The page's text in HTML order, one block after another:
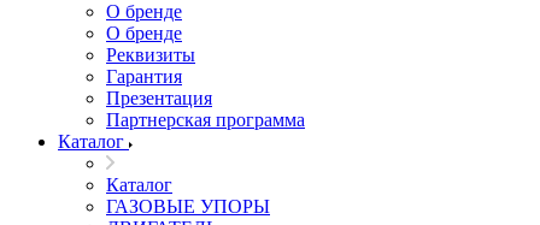
О бренде
О бренде
Реквизиты
Гарантия
Презентация
Партнерская программа
Каталог
Каталог
ГАЗОВЫЕ УПОРЫ